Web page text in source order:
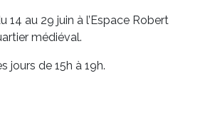
14 au 29 juin à l’Espace Robert
médiéval.
jours de 15h à 19h.